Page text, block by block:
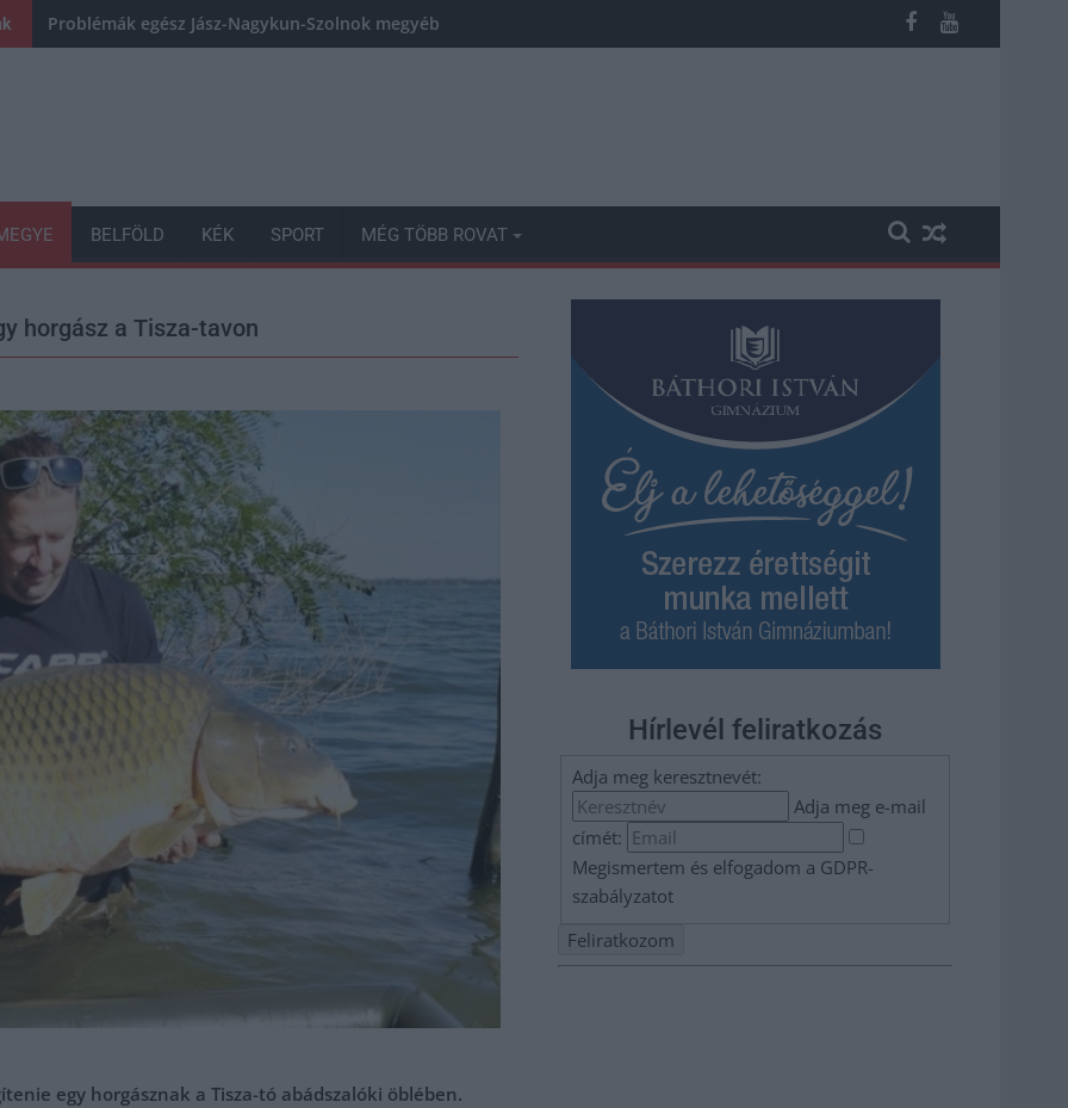
Problémák egész Jász-Nagykun-Szolnok megyében: egyre több otthoni kútból fogy ki a víz
BELFÖLD KÉK SPORT MÉG TÖBB ROVAT
horgász a Tisza-tavon
egy horgásznak a Tisza-tó abádszalóki öblében.
Hírlevél feliratkozás
Adja meg keresztnevét:
Adja meg e-mail
címét:
Megismertem és elfogadom a GDPR-
szabályzatot